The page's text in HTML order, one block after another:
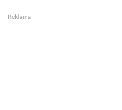
Reklama